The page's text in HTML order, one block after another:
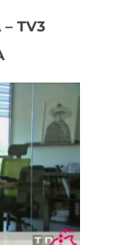
– TV3